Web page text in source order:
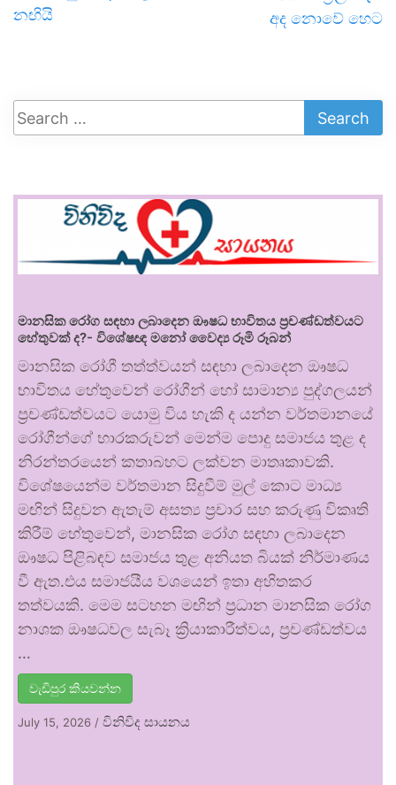
නඟියි
අද නොවේ හෙට
මානසික රෝග සඳහා ලබාදෙන ඖෂධ භාවිතය ප්‍රචණ්ඩත්වයට
හේතුවක් ද?- විශේෂඥ මනෝ වෛද්‍ය රූමි රූබන්
මානසික රෝගී තත්ත්වයන් සඳහා ලබාදෙන ඖෂධ
භාවිතය හේතුවෙන් රෝගීන් හෝ සාමාන්‍ය පුද්ගලයන්
ප්‍රචණ්ඩත්වයට යොමු විය හැකි ද යන්න වර්තමානයේ
රෝගීන්ගේ භාරකරුවන් මෙන්ම පොදු සමාජය තුළ ද
නිරන්තරයෙන් කතාබහට ලක්වන මාතෘකාවකි.
විශේෂයෙන්ම වර්තමාන සිදුවීම් මුල් කොට මාධ්‍ය
මඟින් සිදුවන ඇතැම් අසත්‍ය ප්‍රචාර සහ කරුණු විකෘති
කිරීම් හේතුවෙන්, මානසික රෝග සඳහා ලබාදෙන
ඖෂධ පිළිබඳව සමාජය තුළ අනියත බියක් නිර්මාණය
වී ඇත.එය සමාජයීය වශයෙන් ඉතා අහිතකර
තත්වයකි. මෙම සටහන මඟින් ප්‍රධාන මානසික රෝග
නාශක ඖෂධවල සැබෑ ක්‍රියාකාරීත්වය, ප්‍රචණ්ඩත්වය
…
වැඩිපුර කියවන්න
July 15, 2026 / විනිවිද සායනය